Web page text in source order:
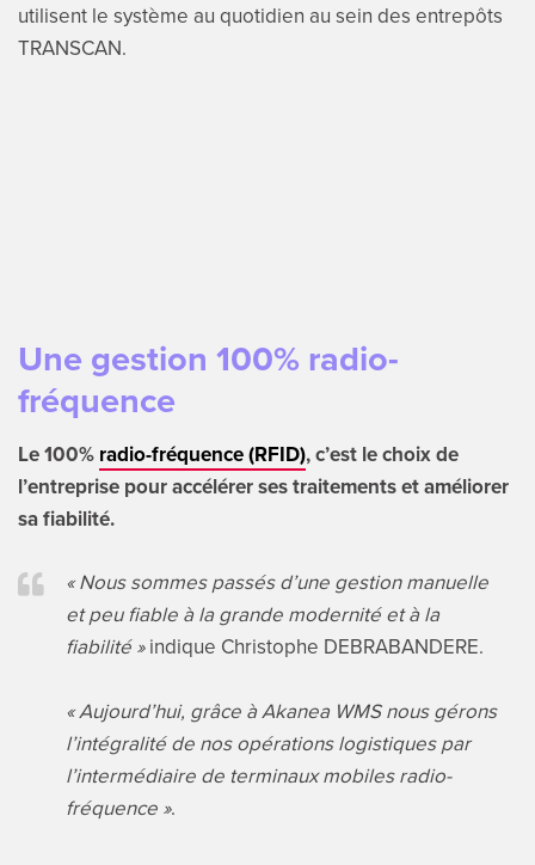
utilisent le système au quotidien au sein des entrepôts
TRANSCAN.
Une gestion 100% radio-
fréquence
Le 100% radio-fréquence (RFID), c’est le choix de
l’entreprise pour accélérer ses traitements et améliorer
sa fiabilité.
« Nous sommes passés d’une gestion manuelle
et peu fiable à la grande modernité et à la
fiabilité »indique Christophe DEBRABANDERE.
« Aujourd’hui, grâce à Akanea WMS nous gérons
l’intégralité de nos opérations logistiques par
l’intermédiaire de terminaux mobiles radio-
fréquence ».